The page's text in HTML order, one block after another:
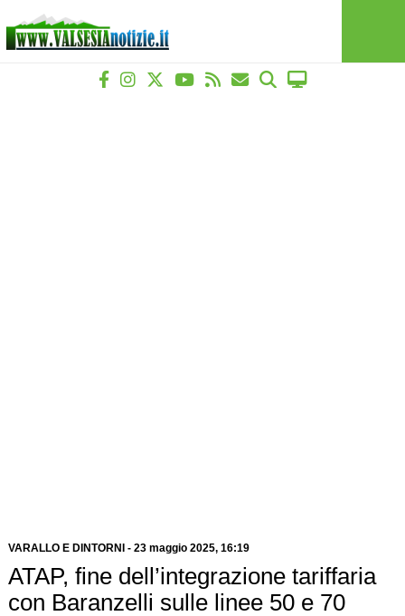
VARALLO E DINTORNI - 23 maggio 2025, 16:19
ATAP, fine dell’integrazione tariffaria
con Baranzelli sulle linee 50 e 70